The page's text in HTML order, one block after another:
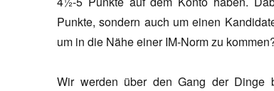
Punkte, sondern auch um einen
um in die Nähe einer IM-Norm zu
Wir werden über den Gang der Dinge